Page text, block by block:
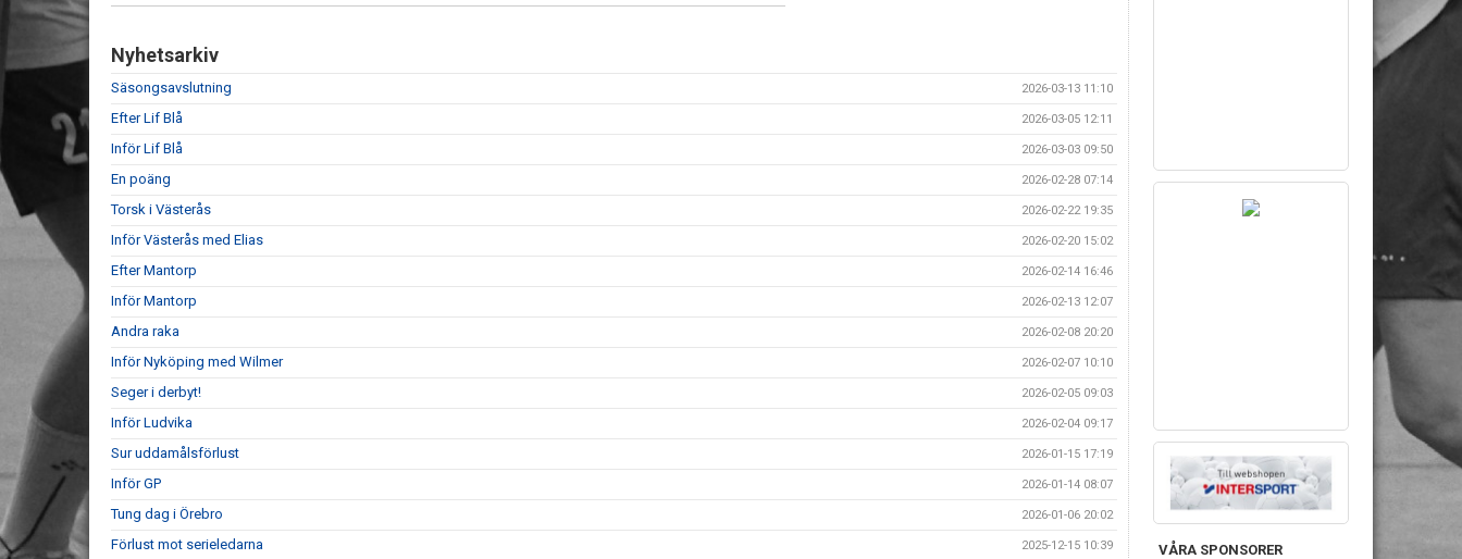
Nyhetsarkiv
Säsongsavslutning 2026-03-13 11:10
Efter Lif Blå 2026-03-05 12:11
Inför Lif Blå 2026-03-03 09:50
En poäng 2026-02-28 07:14
Torsk i Västerås 2026-02-22 19:35
Inför Västerås med Elias 2026-02-20 15:02
Efter Mantorp 2026-02-14 16:46
Inför Mantorp 2026-02-13 12:07
Andra raka 2026-02-08 20:20
Inför Nyköping med Wilmer 2026-02-07 10:10
Seger i derbyt! 2026-02-05 09:03
Inför Ludvika 2026-02-04 09:17
Sur uddamålsförlust 2026-01-15 17:19
Inför GP 2026-01-14 08:07
Tung dag i Örebro 2026-01-06 20:02
Förlust mot serieledarna 2025-12-15 10:39 VÅRA SPONSORER